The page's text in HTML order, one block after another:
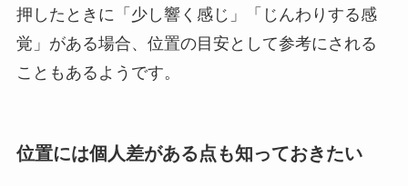
押したときに「少し響く感じ」「じんわりする感
覚」がある場合、位置の目安として参考にされる
こともあるようです。
位置には個人差がある点も知っておきたい